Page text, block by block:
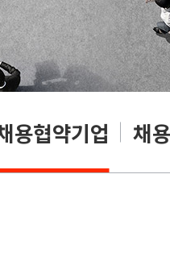
용협약기업 채